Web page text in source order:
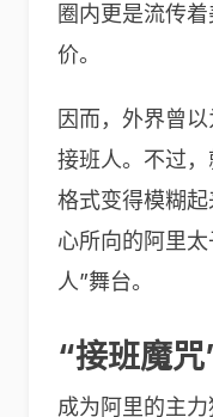
圈内更是流传
价。
因而，外界曾
接班人。不过
格式变得模糊
心所向的阿里
人”舞台。
“接班魔咒
成为阿里的主